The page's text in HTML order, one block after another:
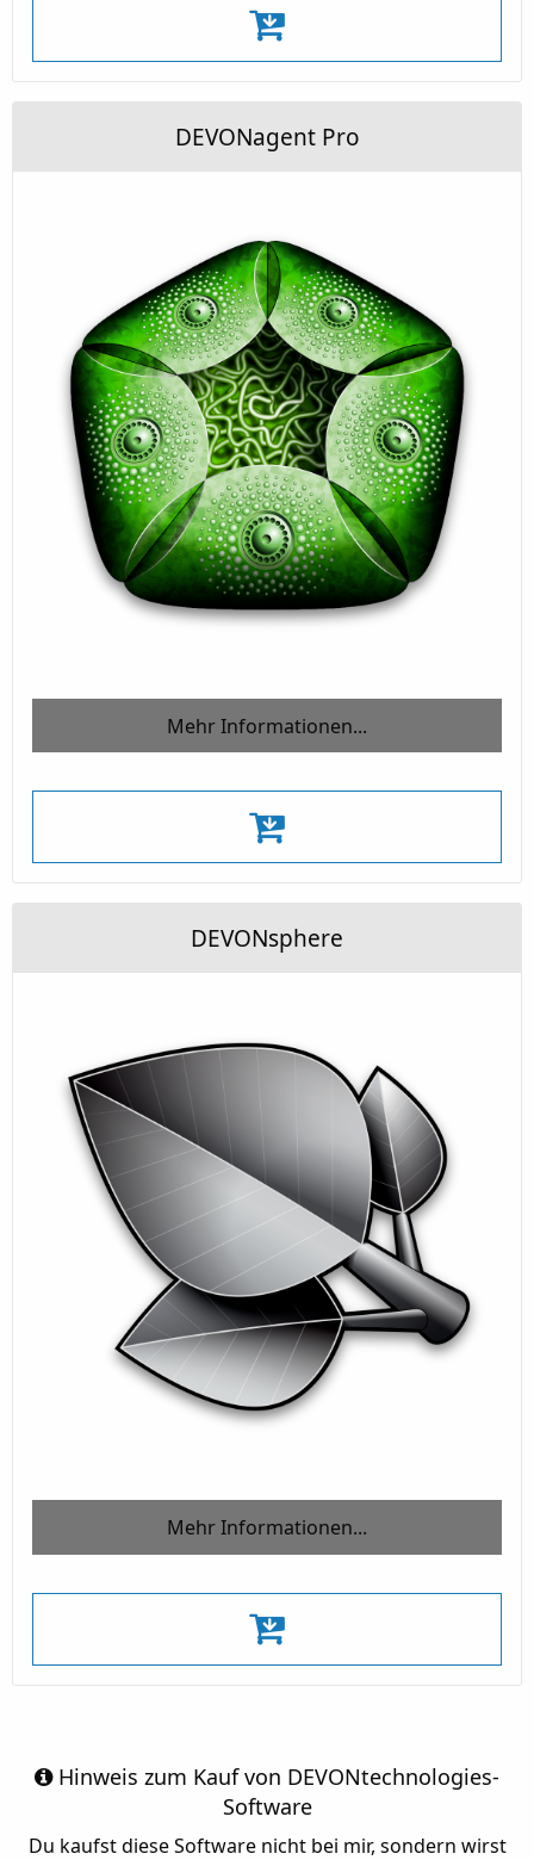
DEVONagent Pro
Mehr Informationen...
DEVONsphere
Mehr Informationen...
Hinweis zum Kauf von DEVONtechnologies-
Software
Du kaufst diese Software nicht bei mir, sondern wirst